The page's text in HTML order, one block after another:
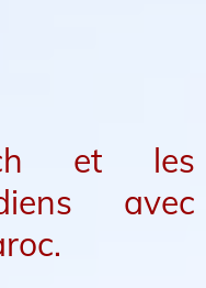
et les
avec